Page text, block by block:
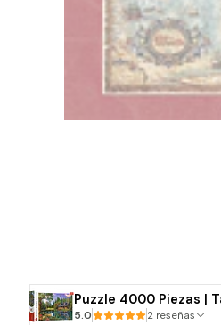
Puzzle 4000 Piezas |
5.0 2 reseñas